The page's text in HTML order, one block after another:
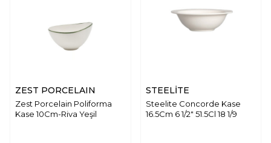
ZEST PORCELAIN
Zest Porcelain Poliforma
Kase 10Cm-Riva Yeşil
STEELİTE
Steelite Concorde Kase
16.5Cm 6 1/2" 51.5Cl 18 1/9